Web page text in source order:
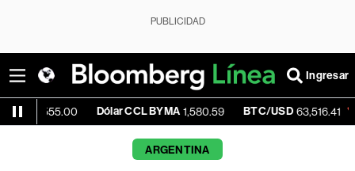
PUBLICIDAD
Ingresar
Dólar CCL BYMA 1,580.59 BTC/USD 63,516.41 -0.35%
ARGENTINA